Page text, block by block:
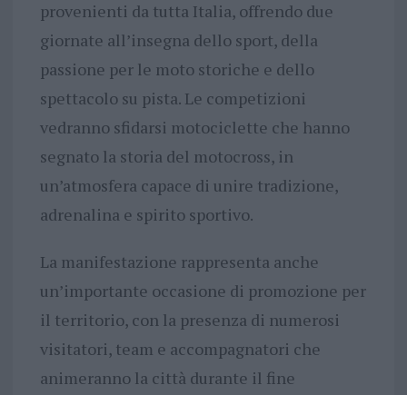
provenienti da tutta Italia, offrendo due
giornate all’insegna dello sport, della
passione per le moto storiche e dello
spettacolo su pista. Le competizioni
vedranno sfidarsi motociclette che hanno
segnato la storia del motocross, in
un’atmosfera capace di unire tradizione,
adrenalina e spirito sportivo.
La manifestazione rappresenta anche
un’importante occasione di promozione per
il territorio, con la presenza di numerosi
visitatori, team e accompagnatori che
animeranno la città durante il fine